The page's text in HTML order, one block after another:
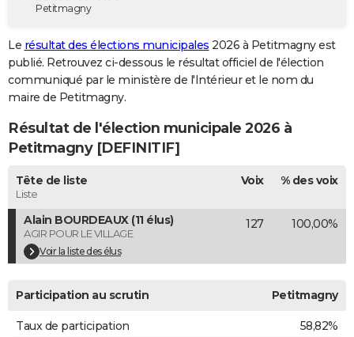
Destinations
City break
Voyage nature
Voyage de noces
Forum
GUIDES D'ACHAT
BONS PLANS
Carte de Noël
Carte Bonne année
Carte Saint-Valentin
Carte Pâques
Carte d'anniversaire
DICTIONNAIRE
Dictionnaire
Biographies
Citations
Expressions
Proverbes
PROGRAMME TV
COPAINS D'AVANT
S'inscrire
Se connecter
Lycées
Collèges
Primaires
Universités
Entreprises
Service militaire
Avis de recherche
AVIS DE DÉCÈS
Bricolage
Television
Petitmagny
Le résultat des élections municipales 2026 à Petitmagny est
publié. Retrouvez ci-dessous le résultat officiel de l'élection
communiqué par le ministère de l'Intérieur et le nom du
maire de Petitmagny.
Résultat de l'élection municipale 2026 à
Petitmagny [DEFINITIF]
Tête de liste
Liste
Voix % des voix
Alain BOURDEAUX (11 élus)
AGIR POUR LE VILLAGE
Voir la liste des élus
127 100,00%
Participation au scrutin Petitmagny
Taux de participation 58,82%